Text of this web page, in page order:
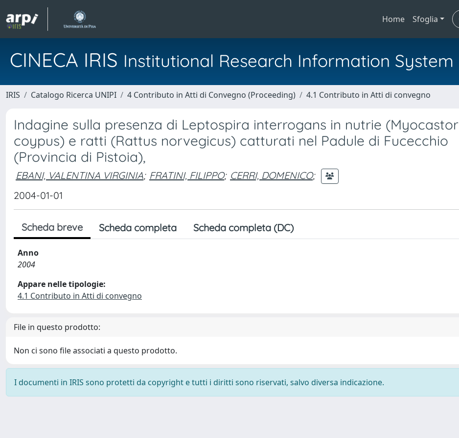
Home Sfoglia
CINECA IRIS Institutional Research Information System
IRIS Catalogo Ricerca UNIPI 4 Contributo in Atti di Convegno (Proceeding) 4.1 Contributo in Atti di convegno
Indagine sulla presenza di Leptospira interrogans in nutrie (Myocastor
coypus) e ratti (Rattus norvegicus) catturati nel Padule di Fucecchio
(Provincia di Pistoia),
EBANI, VALENTINA VIRGINIA; FRATINI, FILIPPO; CERRI, DOMENICO;
2004-01-01
Scheda breve Scheda completa Scheda completa (DC)
Anno
2004
Appare nelle tipologie:
4.1 Contributo in Atti di convegno
File in questo prodotto:
Non ci sono file associati a questo prodotto.
I documenti in IRIS sono protetti da copyright e tutti i diritti sono riservati, salvo diversa indicazione.